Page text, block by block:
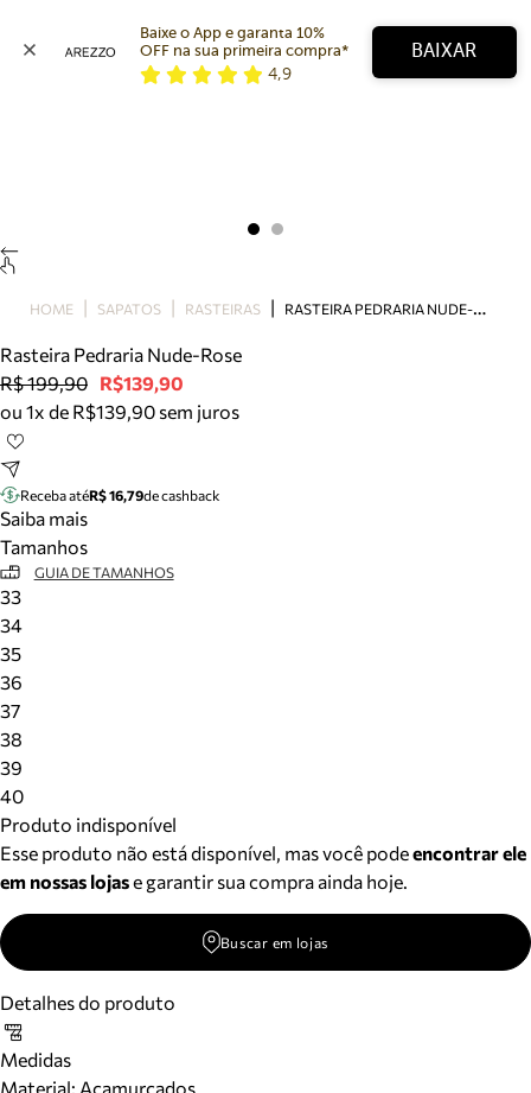
Bolsa
Tamanco
Tênis
Mule
Tire dúvidas sobre pedidos, devoluções e mais.
Meus pedidos
Acompanhe seus pedidos e solicite devoluções.
Baixe o App e garanta 10%
OFF na sua primeira compra*
4,9
BAIXAR
HOME SAPATOS RASTEIRAS R
ASTEIRA PEDRARIA NUDE-ROSE
Rasteira Pedraria Nude-Rose
R$ 199,90 R$139,90
ou 1x de R$139,90 sem juros
Receba atéR$ 16,79de cashback
Saiba mais
Tamanhos
GUIA DE TAMANHOS
33
34
35
36
37
38
39
40
Produto indisponível
Esse produto não está disponível, mas você podeencontrar ele
em nossas lojase garantir sua compra ainda hoje.
Buscar em lojas
Detalhes do produto
Medidas
Material: Acamurçados